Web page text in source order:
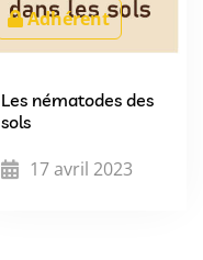
Adhérent
Les nématodes des
sols
17 avril 2023